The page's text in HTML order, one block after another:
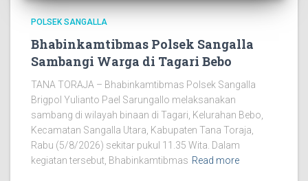
POLSEK SANGALLA
Bhabinkamtibmas Polsek Sangalla
Sambangi Warga di Tagari Bebo
TANA TORAJA – Bhabinkamtibmas Polsek Sangalla
Brigpol Yulianto Pael Sarungallo melaksanakan
sambang di wilayah binaan di Tagari, Kelurahan Bebo,
Kecamatan Sangalla Utara, Kabupaten Tana Toraja,
Rabu (5/8/2026) sekitar pukul 11.35 Wita. Dalam
kegiatan tersebut, Bhabinkamtibmas Read more